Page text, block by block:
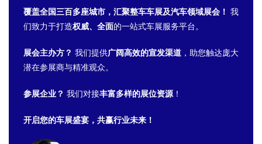
覆盖全国三百多座城市，汇聚整车车展及汽车领域展会！ 我
们致力于打造权威、全面的一站式车展服务平台。
展会主办方？ 我们提供广阔高效的宣发渠道 ，助您触达庞大
潜在参展商与精准观众。
参展企业？ 我们对接丰富多样的展位资源！
开启您的车展盛宴，共赢行业未来！